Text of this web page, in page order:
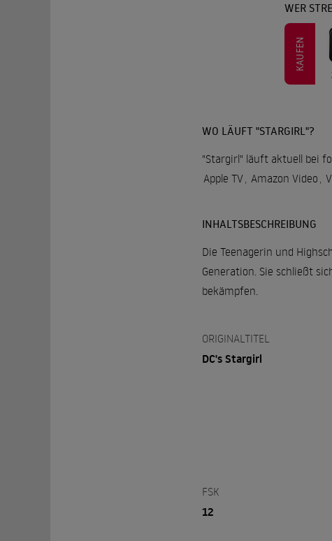
WER
KAUFEN
WO LÄUFT "STARGIRL"?
"Stargirl" läuft aktuell bei
Apple TV, Amazon Video ,
INHALTSBESCHREIBUNG
Die Teenagerin und
Generation. Sie schließt
bekämpfen.
ORIGINALTITEL
DC's Stargirl
FSK
12